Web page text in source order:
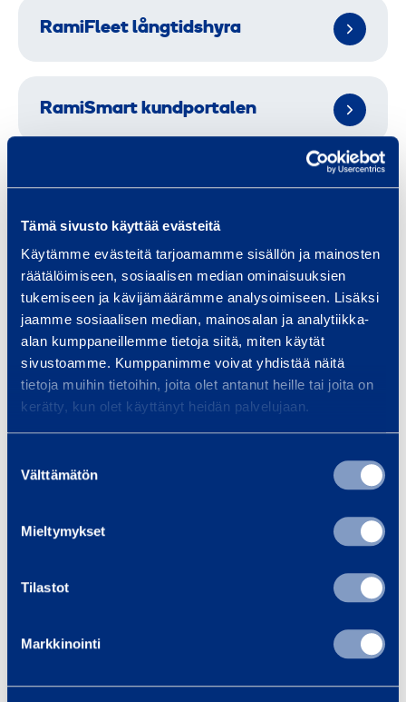
Tämä sivusto käyttää evästeitä
Käytämme evästeitä tarjoamamme sisällön ja mainosten
räätälöimiseen, sosiaalisen median ominaisuuksien
tukemiseen ja kävijämäärämme analysoimiseen. Lisäksi
jaamme sosiaalisen median, mainosalan ja analytiikka-
alan kumppaneillemme tietoja siitä, miten käytät
sivustoamme. Kumppanimme voivat yhdistää näitä
tietoja muihin tietoihin, joita olet antanut heille tai joita on
kerätty, kun olet käyttänyt heidän palvelujaan.
valinta
Välttämätön
Mieltymykset
Tilastot
Markkinointi
RamiFleet långtidshyra
RamiSmart kundportalen
RamiTurva-tjänsten
Renande
Tjänster på byggplats
Tornkranar
Uppvärmning och avfuktning